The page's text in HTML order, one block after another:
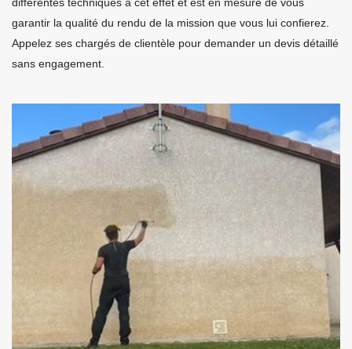
garantir la qualité du rendu de la mission que vous lui confierez.
Appelez ses chargés de clientèle pour demander un devis détaillé
sans engagement.